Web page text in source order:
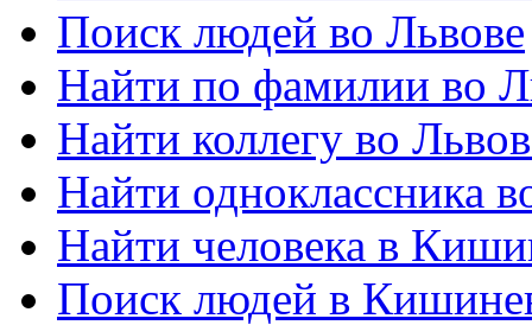
Поиск людей во Львове
Найти по фамилии во
Найти коллегу во
Найти одноклассника
Найти человека в
Поиск людей в